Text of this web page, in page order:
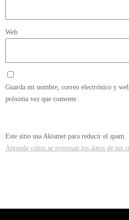
Web
Guarda mi nombre, correo electrónico y
próxima vez que comente.
Este sitio usa Akismet para reducir el spam.
Aprende cómo se procesan los datos de tus